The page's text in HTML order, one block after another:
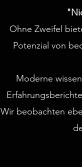
Ohne Zweifel
Potenzial von
Moderne
Wir beobachten